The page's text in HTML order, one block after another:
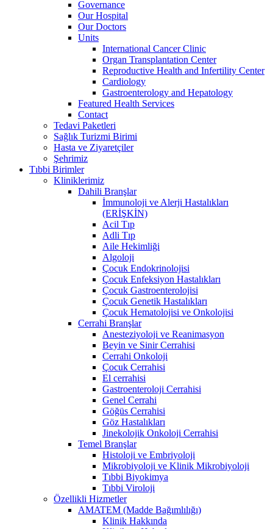
Governance
Our Hospital
Our Doctors
Units
International Cancer Clinic
Organ Transplantation Center
Reproductive Health and Infertility Center
Cardiology
Gastroenterology and Hepatology
Featured Health Services
Contact
Tedavi Paketleri
Sağlık Turizmi Birimi
Hasta ve Ziyaretçiler
Şehrimiz
Tıbbi Birimler
Kliniklerimiz
Dahili Branşlar
İmmunoloji ve Alerji Hastalıkları
(ERİŞKİN)
Acil Tıp
Adli Tıp
Aile Hekimliği
Algoloji
Çocuk Endokrinolojisi
Çocuk Enfeksiyon Hastalıkları
Çocuk Gastroenterolojisi
Çocuk Genetik Hastalıkları
Çocuk Hematolojisi ve Onkolojisi
Cerrahi Branşlar
Anesteziyoloji ve Reanimasyon
Beyin ve Sinir Cerrahisi
Cerrahi Onkoloji
Çocuk Cerrahisi
El cerrahisi
Gastroenteroloji Cerrahisi
Genel Cerrahi
Göğüs Cerrahisi
Göz Hastalıkları
Jinekolojik Onkoloji Cerrahisi
Temel Branşlar
Histoloji ve Embriyoloji
Mikrobiyoloji ve Klinik Mikrobiyoloji
Tıbbi Biyokimya
Tıbbi Viroloji
Özellikli Hizmetler
AMATEM (Madde Bağımlılığı)
Klinik Hakkında